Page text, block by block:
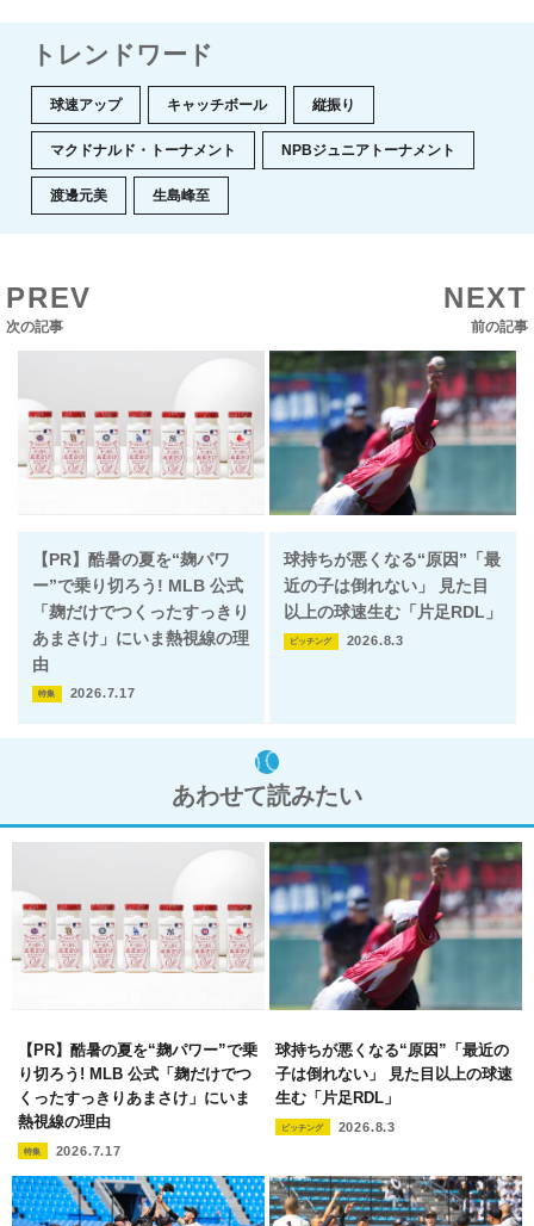
トレンドワード
球速アップ キャッチボール 縦振り
マクドナルド・トーナメント NPBジュニアトーナメント
渡邊元美 生島峰至
PREV
次の記事
NEXT
前の記事
【PR】酷暑の夏を“麹パワ
ー”で乗り切ろう! MLB 公式
「麹だけでつくったすっきり
あまさけ」にいま熱視線の理
由
特集 2026.7.17
球持ちが悪くなる“原因”「最
近の子は倒れない」 見た目
以上の球速生む「片足RDL」
ピッチング 2026.8.3
あわせて読みたい
【PR】酷暑の夏を“麹パワー”で乗
り切ろう! MLB 公式「麹だけでつ
くったすっきりあまさけ」にいま
熱視線の理由
特集 2026.7.17
球持ちが悪くなる“原因”「最近の
子は倒れない」 見た目以上の球速
生む「片足RDL」
ピッチング 2026.8.3